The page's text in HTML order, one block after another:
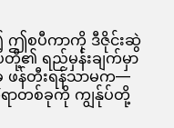
စပီကာကို ဒီဇိုင်းဆွဲ
၏ ရည်မှန်းချက်မှာ
န်တီးရန်သာမက—
ာတစ်ခုကို ကျွန်ုပ်တို့